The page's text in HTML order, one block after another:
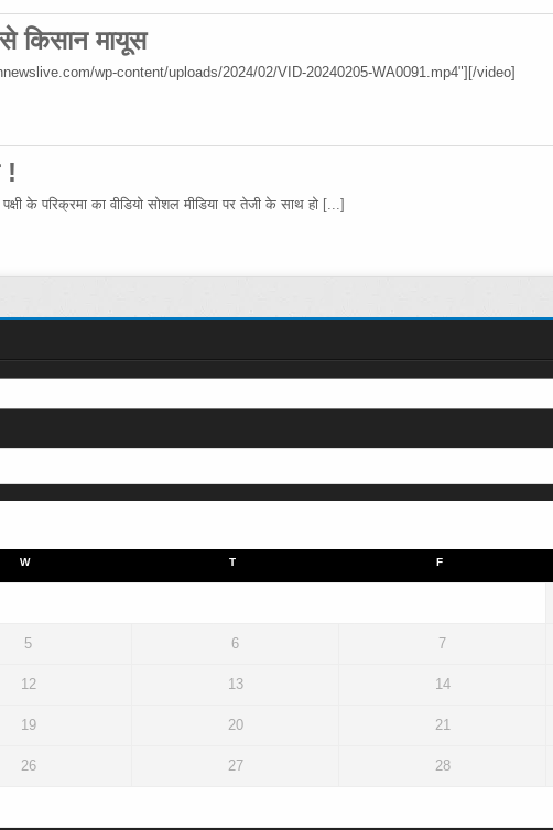
किसान मायूस
wp-content/uploads/2024/02/VID-20240205-WA0091.mp4"][/video]
!
के परिक्रमा का वीडियो सोशल मीडिया पर तेजी के साथ हो [...]
W T F
5 6 7
12 13 14
19 20 21
26 27 28